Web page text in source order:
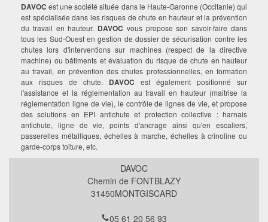
DAVOC est une société située dans le Haute-Garonne (Occitanie) qui
est spécialisée dans les risques de chute en hauteur et la prévention
du travail en hauteur. DAVOC vous propose son savoir-faire dans
tous les Sud-Ouest en gestion de dossier de sécurisation contre les
chutes lors d'interventions sur machines (respect de la directive
machine) ou bâtiments et évaluation du risque de chute en hauteur
au travail, en prévention des chutes professionnelles, en formation
aux risques de chute. DAVOC est également positionné sur
l'assistance et la réglementation au travail en hauteur (maitrise la
réglementation ligne de vie), le contrôle de lignes de vie, et propose
des solutions en EPI antichute et protection collective : harnais
antichute, ligne de vie, points d'ancrage ainsi qu'en escaliers,
passerelles métalliques, échelles à marche, échelles à crinoline ou
garde-corps toiture, etc.
DAVOC
Chemin de FONTBLAZY
31450MONTGISCARD
05 61 20 56 93